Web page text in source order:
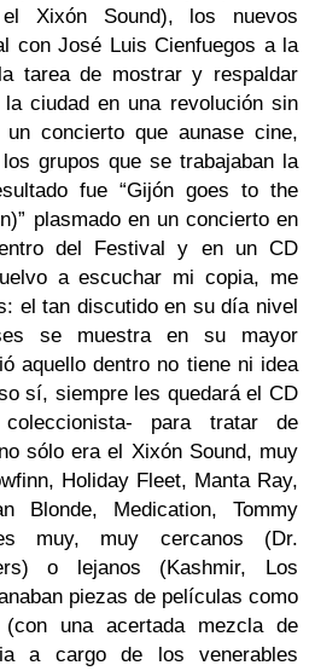
Xixón Sound), los nuevos
con José Luis Cienfuegos a la
tarea de mostrar y respaldar
ciudad en una revolución sin
un concierto que aunase cine,
grupos que se trabajaban la
fue “Gijón goes to the
plasmado en un concierto en
del Festival y en un CD
a escuchar mi copia, me
el tan discutido en su día nivel
se muestra en su mayor
aquello dentro no tiene ni idea
sí, siempre les quedará el CD
para tratar de
sólo era el Xixón Sound, muy
Holiday Fleet, Manta Ray,
Blonde, Medication, Tommy
muy, muy cercanos (Dr.
o lejanos (Kashmir, Los
piezas de películas como
(con una acertada mezcla de
a cargo de los venerables